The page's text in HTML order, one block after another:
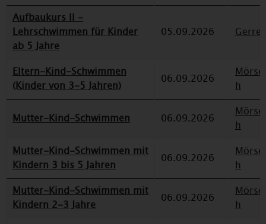
Aufbaukurs II -
Lehrschwimmen für Kinder
ab 5 Jahre
05.09.2026
Eltern-Kind-Schwimmen
(Kinder von 3-5 Jahren)
06.09.2026
h
Mutter-Kind-Schwimmen 06.09.2026
h
Mutter-Kind-Schwimmen mit
Kindern 3 bis 5 Jahren
06.09.2026
h
Mutter-Kind-Schwimmen mit
Kindern 2-3 Jahre
06.09.2026
h